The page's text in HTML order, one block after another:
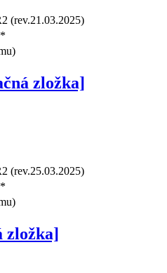
(rev.21.03.2025)
zložka]
(rev.25.03.2025)
zložka]